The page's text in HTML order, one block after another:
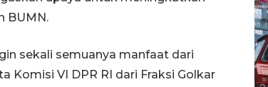
BUMN.
sekali semuanya manfaat dari
Komisi VI DPR RI dari Fraksi Golkar
Pontianak alokasikan